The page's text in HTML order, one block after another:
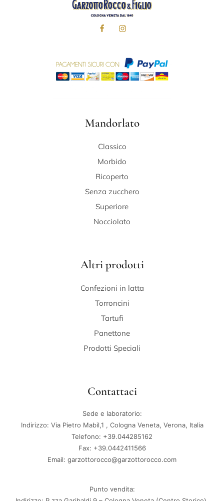
Mandorlato
Classico
Morbido
Ricoperto
Senza zucchero
Superiore
Nocciolato
Altri prodotti
Confezioni in latta
Torroncini
Tartufi
Panettone
Prodotti Speciali
Contattaci
Sede e laboratorio:
Indirizzo: Via Pietro Mabil,1 , Cologna Veneta, Verona, Italia
Telefono: +39.044285162
Fax: +39.0442411566
Email: garzottorocco@garzottorocco.com
Punto vendita: